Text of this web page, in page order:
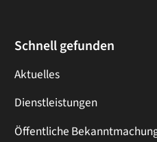
Schnell gefunden
Aktuelles
Dienstleistungen
Öffentliche